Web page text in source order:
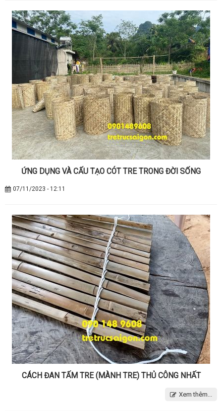
ỨNG DỤNG VÀ CẤU TẠO CÓT TRE TRONG ĐỜI SỐNG
07/11/2023 - 12:11
CÁCH ĐAN TẤM TRE (MÀNH TRE) THỦ CÔNG NHẤT
Xem thêm...